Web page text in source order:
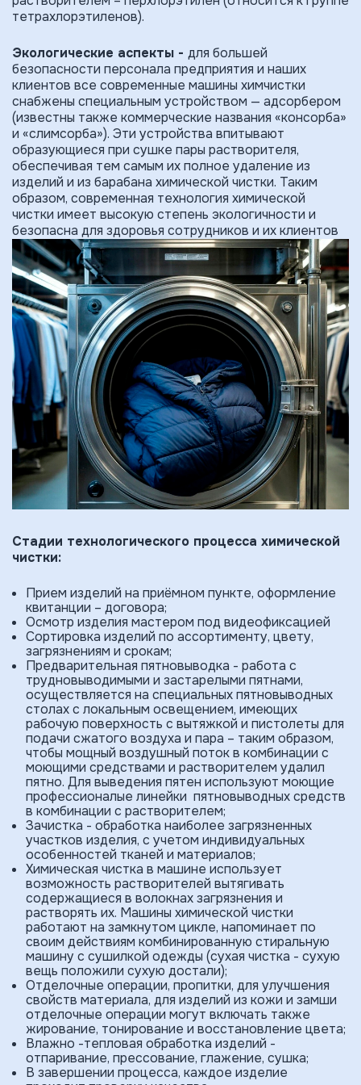
тетрахлорэтиленов).
Экологические аспекты - для большей
безопасности персонала предприятия и наших
клиентов все современные машины химчистки
снабжены специальным устройством — адсорбером
(известны также коммерческие названия «консорба»
и «слимсорба»). Эти устройства впитывают
образующиеся при сушке пары растворителя,
обеспечивая тем самым их полное удаление из
изделий и из барабана химической чистки. Таким
образом, современная техноло­гия химической
чистки имеет высокую степень экологичности и
безопасна для здоровья сотрудников и их клиентов
Стадии технологического процесса химической
чистки:
Прием изде­лий на приёмном пункте, оформление
квитанции – договора;
Осмотр изделия мастером под видеофиксацией
Сортировка изделий по ассортименту, цвету,
загрязнениям и срокам;
Предварительная пятновыводка - работа с
трудновыводимыми и застарелыми пятнами,
осуществляется на специальных пятновыводных
столах с локальным освещением, имеющих
рабочую поверхность с вытяжкой и пистолеты для
подачи сжатого воздуха и пара – таким образом,
чтобы мощный воздушный поток в комбинации с
моющими средствами и растворителем удалил
пятно. Для выведения пятен используют моющие
профессионалые линейки пятновыводных средств
в комбинации с растворителем;
Зачистка - обработка наиболее загрязнен­ных
участков изделия, с учетом индивидуальных
особенностей тканей и материалов;
Химическая чистка в машине использует
возможность растворителей вытягивать
содержащиеся в волокнах загрязнения и
растворять их. Машины химической чистки
работают на замкнутом цикле, напоминает по
своим действиям комбинированную стиральную
машину с сушилкой одежды (сухая чистка - сухую
вещь положили сухую достали);
Отделочные операции, пропитки, для улучшения
свойств материала, для изделий из кожи и замши
отделочные операции могут включать также
жирование, тонирование и восста­новление цвета;
Влажно -тепловая обработка изделий -
отпаривание, прессование, глажение, сушка;
В завершении процесса, каждое изделие